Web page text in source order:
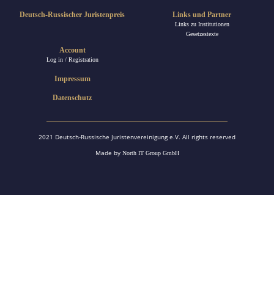
Deutsch-Russischer Juristenpreis
Account
Log in / Registration
Links und Partner
Links zu Institutionen
Gesetzestexte
Impressum
Datenschutz
2021 Deutsch-Russische Juristenvereinigung e.V. All rights reserved
Made by North IT Group GmbH